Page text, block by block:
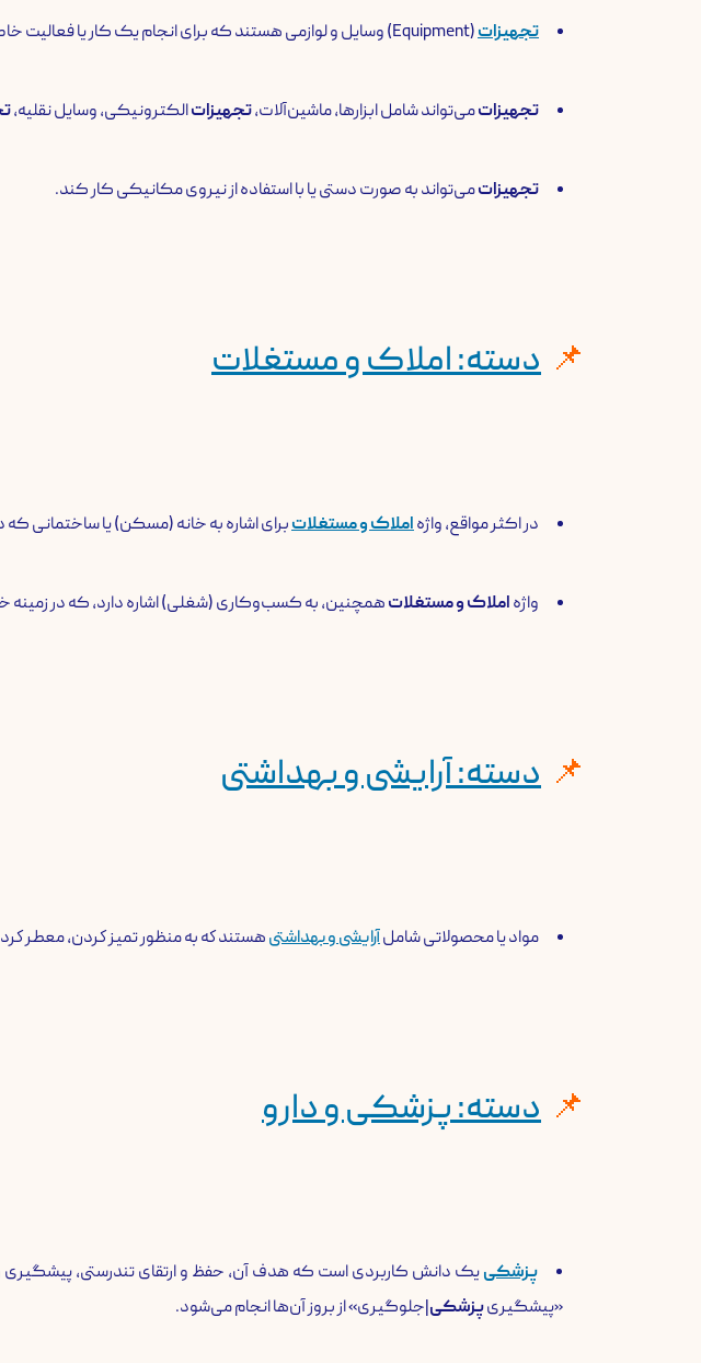
تجهیزات(Equipment) وسایل و لوازمی هستند که برای انجام یک کار یا فعالیت خاص مورد نیاز هستند.
تجهیزاتمی‌تواند شامل ابزارها، ماشین‌آلات،تجهیزاتالکترونیکی، وسایل نقلیه،
تجهیزاتمی‌تواند به صورت دستی یا با استفاده از نیروی مکانیکی کار کند.
دسته: املاک و مستغلات
در اکثر مواقع، واژهاملاک و مستغلاتبرای اشاره به خانه (مسکن) یا ساختمانی
واژهاملاک و مستغلاتهمچنین، به کسب‌وکاری (شغلی) اشاره دارد، که در زمینه
​دسته: آرایشی و بهداشتی
مواد یا محصولاتی شاملآرایشی و بهداشتیهستند كه به منظور تمیز كردن، معطر
​دسته: پزشکی و دارو
پزشکییک دانش کاربردی است که هدف آن، حفظ و ارتقای تندرستی، پیشگیری
«پیشگیریپزشکی |جلوگیری» از بروز آن‌ها انجام می‌شود.